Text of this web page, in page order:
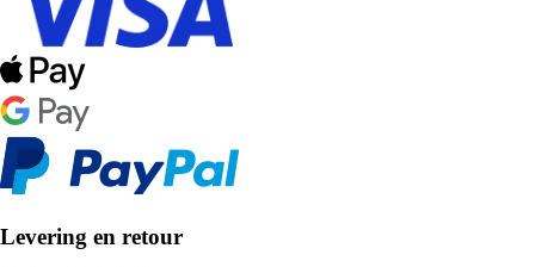
Levering en retour